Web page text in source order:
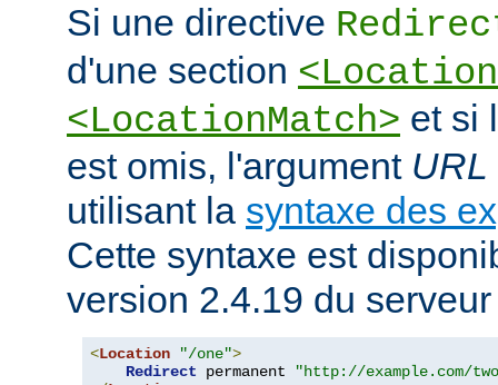
Si une directive
d'une section
<LocationMatch> et si
est omis, l'argument URL
utilisant la syntaxe des
Cette syntaxe est
version 2.4.19 du
<Location "/one">
Redirect permanent
"http://example.com/